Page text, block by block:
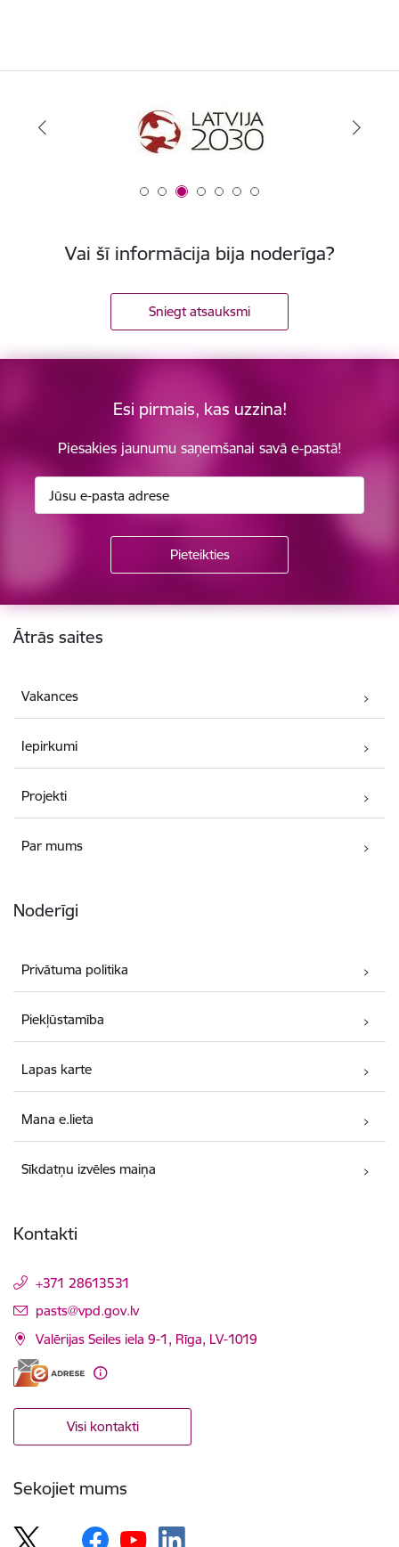
Vai šī informācija bija noderīga?
Sniegt atsauksmi
Esi pirmais, kas uzzina!
Piesakies jaunumu saņemšanai savā e-pastā!
Kājene
Ātrās saites
Vakances
Iepirkumi
Projekti
Par mums
Noderīgi
Privātuma politika
Piekļūstamība
Lapas karte
Mana e.lieta
Sīkdatņu izvēles maiņa
Kontakti
+371 28613531
E-pasts:
pasts@vpd.gov.lv
Valērijas Seiles iela 9-1, Rīga, LV-1019
Visi kontakti
Sekojiet mums